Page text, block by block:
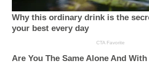
Why this ordinary drink is the
your best every day
CTA Favorite
Are You The Same Alone And